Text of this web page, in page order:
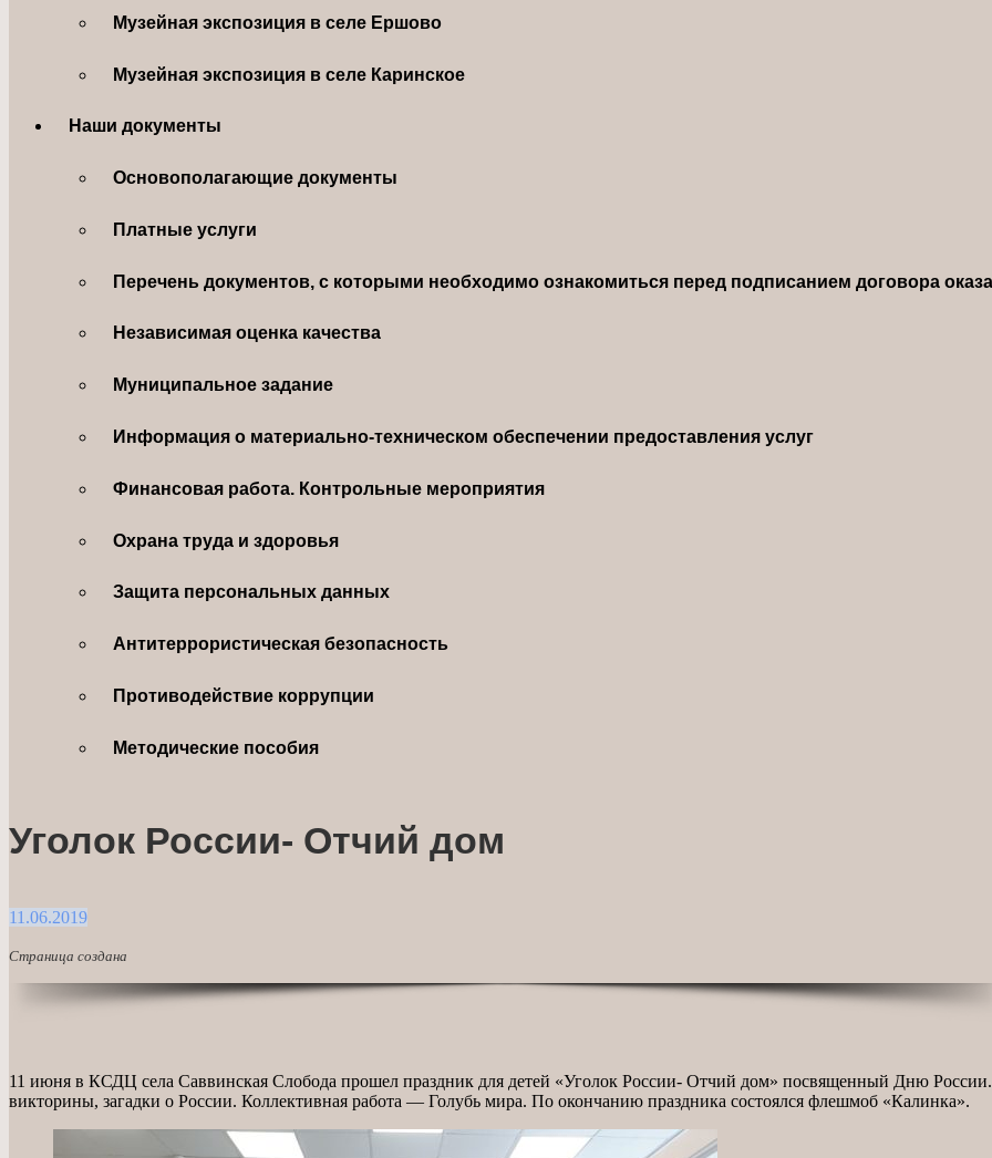
Музейная экспозиция в селе Ершово
Музейная экспозиция в селе Каринское
Наши документы
Основополагающие документы
Платные услуги
Перечень документов, с которыми необходимо ознакомиться перед подписанием договора
Независимая оценка качества
Муниципальное задание
Информация о материально-техническом обеспечении предоставления услуг
Финансовая работа. Контрольные мероприятия
Охрана труда и здоровья
Защита персональных данных
Антитеррористическая безопасность
Противодействие коррупции
Методические пособия
Уголок России- Отчий дом
11.06.2019
Страница создана
11 июня в КСДЦ села Саввинская Слобода прошел праздник для детей «Уголок России- Отчий дом» посвященный Дню
викторины, загадки о России. Коллективная работа — Голубь мира. По окончанию праздника состоялся флешмоб «Калинка».